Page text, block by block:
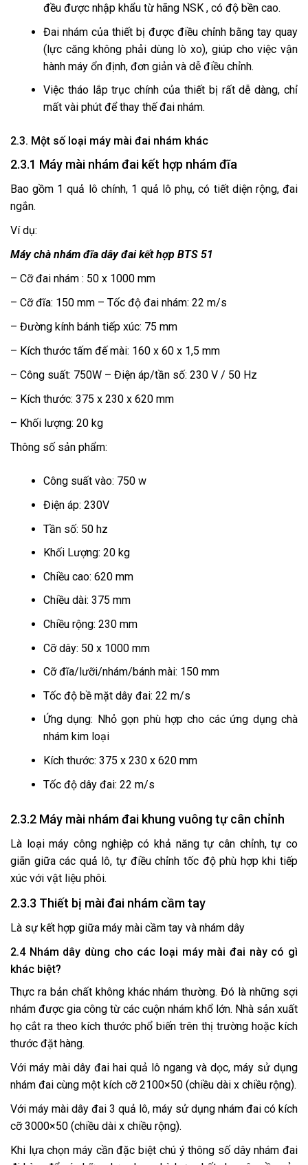
đều được nhập khẩu từ hãng NSK , có độ bền cao.
Đai nhám của thiết bị được điều chỉnh bằng tay quay
(lực căng không phải dùng lò xo), giúp cho việc vận
hành máy ổn định, đơn giản và dễ điều chỉnh.
Việc tháo lắp trục chính của thiết bị rất dễ dàng, chỉ
mất vài phút để thay thế đai nhám.
2.3. Một số loại máy mài đai nhám khác
2.3.1 Máy mài nhám đai kết hợp nhám đĩa
Bao gồm 1 quả lô chính, 1 quả lô phụ, có tiết diện rộng, đai
ngắn.
Ví dụ:
Máy chà nhám đĩa dây đai kết hợp BTS 51
– Cỡ đai nhám : 50 x 1000 mm
– Cỡ đĩa: 150 mm – Tốc độ đai nhám: 22 m/s
– Đường kính bánh tiếp xúc: 75 mm
– Kích thước tấm đế mài: 160 x 60 x 1,5 mm
– Công suất: 750W – Điện áp/tần số: 230 V / 50 Hz
– Kích thước: 375 x 230 x 620 mm
– Khối lượng: 20 kg
Thông số sản phẩm:
Công suất vào: 750 w
Điện áp: 230V
Tần số: 50 hz
Khối Lượng: 20 kg
Chiều cao: 620 mm
Chiều dài: 375 mm
Chiều rộng: 230 mm
Cỡ dây: 50 x 1000 mm
Cỡ đĩa/lưỡi/nhám/bánh mài: 150 mm
Tốc độ bề mặt dây đai: 22 m/s
Ứng dụng: Nhỏ gọn phù hợp cho các ứng dụng chà
nhám kim loại
Kích thước: 375 x 230 x 620 mm
Tốc độ dây đai: 22 m/s
2.3.2 Máy mài nhám đai khung vuông tự cân chỉnh
Là loại máy công nghiệp có khả năng tự cân chỉnh, tự co
giãn giữa các quả lô, tự điều chỉnh tốc độ phù hợp khi tiếp
xúc với vật liệu phôi.
2.3.3 Thiết bị mài đai nhám cầm tay
Là sự kết hợp giữa máy mài cầm tay và nhám dây
2.4 Nhám dây dùng cho các loại máy mài đai này có gì
khác biệt?
Thực ra bản chất không khác nhám thường. Đó là những sợi
nhám được gia công từ các cuộn nhám khổ lớn. Nhà sản xuất
họ cắt ra theo kích thước phổ biến trên thị trường hoặc kích
thước đặt hàng.
Với máy mài dây đai hai quả lô ngang và dọc, máy sử dụng
nhám đai cùng một kích cỡ 2100×50 (chiều dài x chiều rộng).
Với máy mài dây đai 3 quả lô, máy sử dụng nhám đai có kích
cỡ 3000×50 (chiều dài x chiều rộng).
Khi lựa chọn máy cần đặc biệt chú ý thông số dây nhám đai